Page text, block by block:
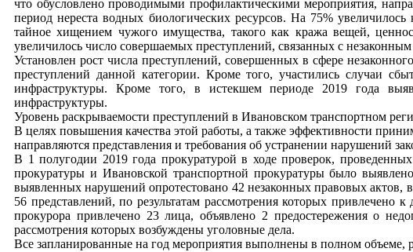
что обусловлено проводимыми профилактическими мероприятия,
период нереста водных биологических ресурсов. На 75%
тайное хищением чужого имущества, такого как кража вещей,
увеличилось число совершаемых преступлений, связанных с
Установлен рост числа преступлений, совершенных в сфере
преступлений данной категории. Кроме того, участились случаи
инфраструктуры. Кроме того, в истекшем периоде 2019 года
инфраструктуры.
Уровень раскрываемости преступлений в Ивановском транспортном
В целях повышения качества этой работы, а также эффективности
направляются представления и требования об устранении нарушений
В 1 полугодии 2019 года прокуратурой в ходе проверок,
прокуратуры и Ивановской транспортной прокуратуры было
выявленных нарушений опротестовано 42 незаконных правовых актов,
56 представлений, по результатам рассмотрения которых
прокурора привлечено 23 лица, объявлено 2 предостережения о
рассмотрения которых возбуждены уголовные дела.
Все запланированные на год мероприятия выполнены в полном объеме,